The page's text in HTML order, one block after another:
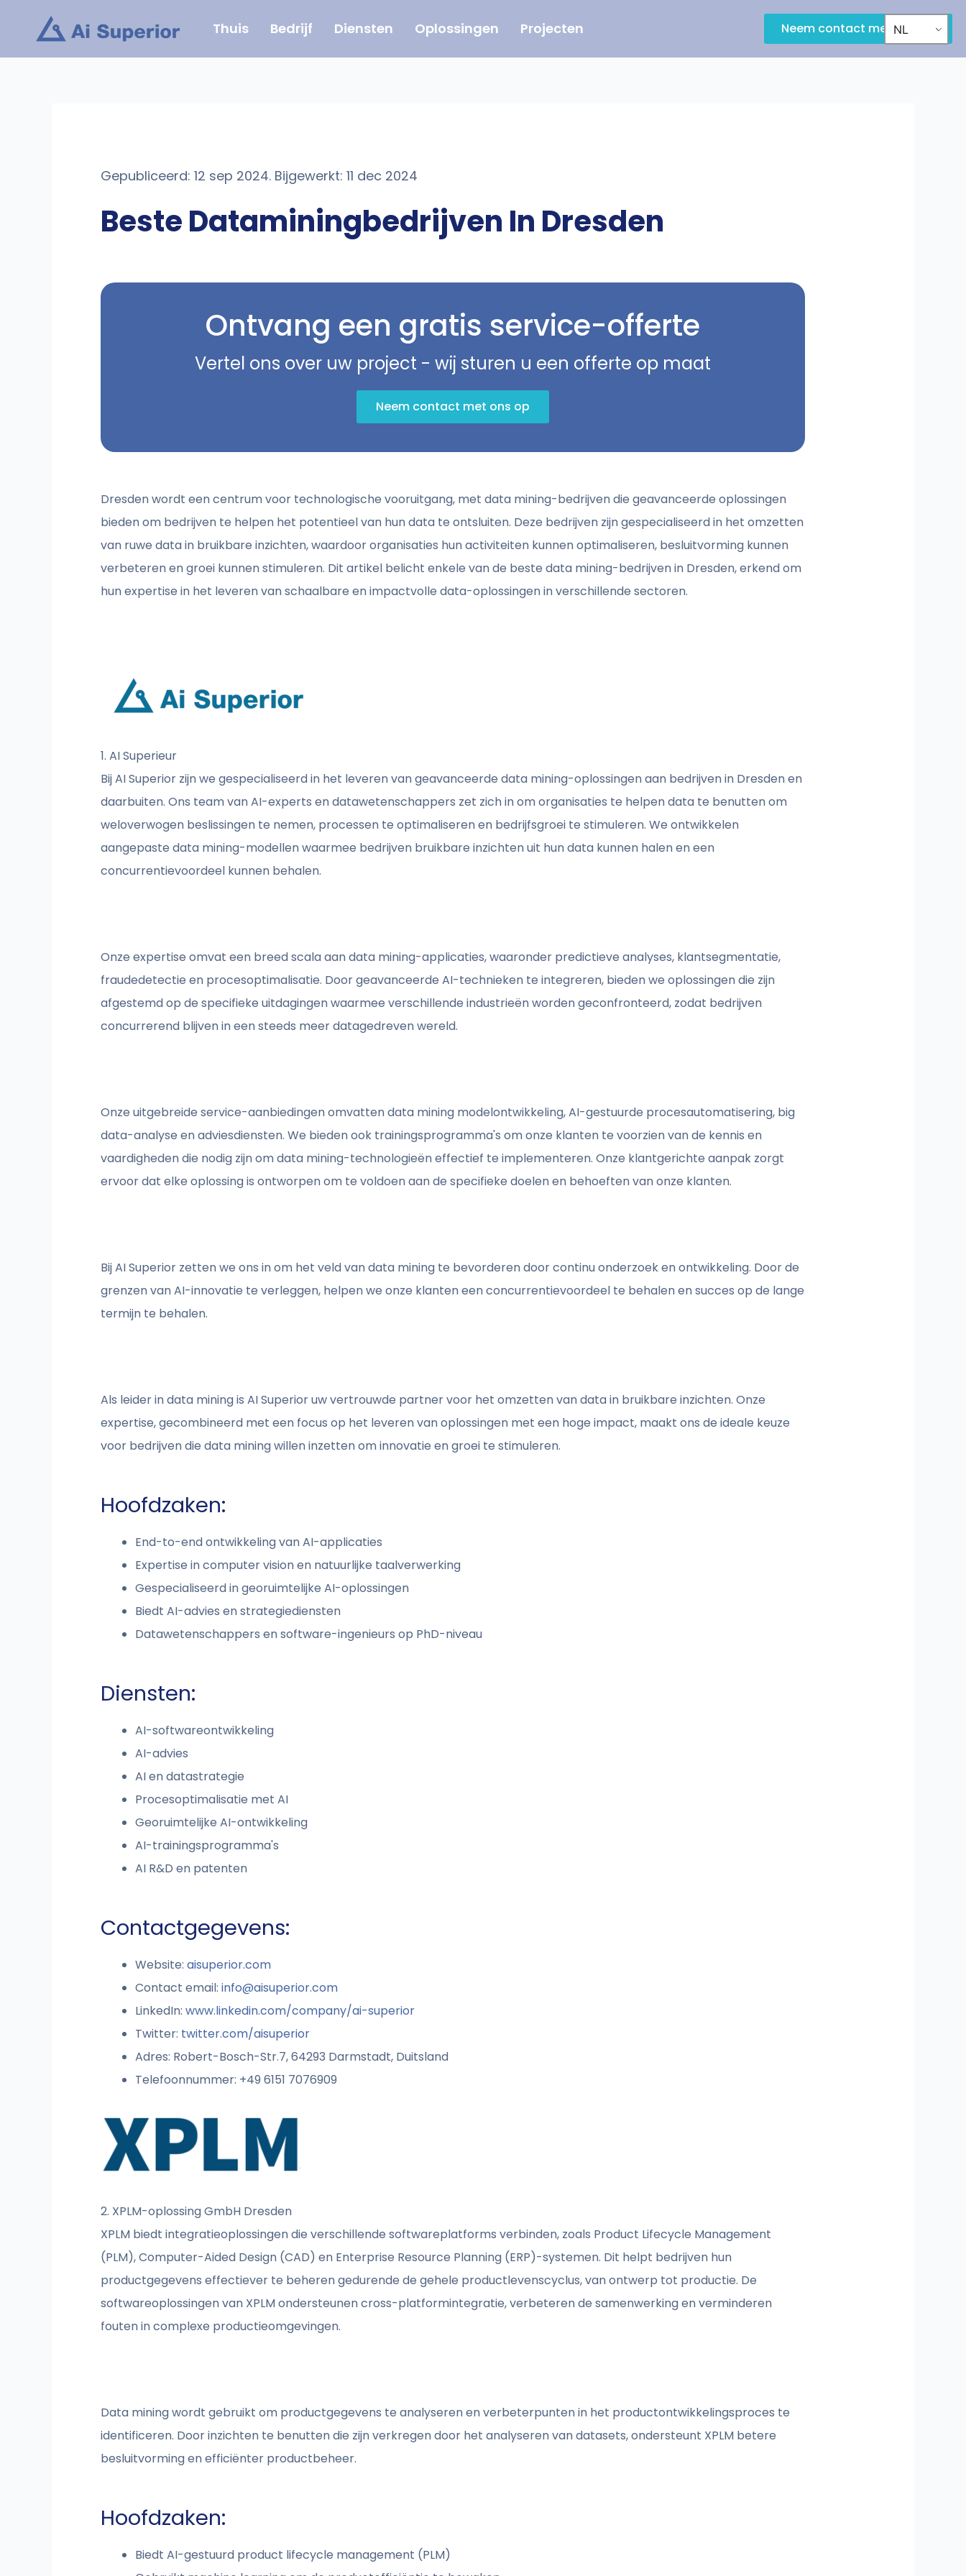
Thuis Bedrijf Diensten Oplossingen Projecten Neem contact met ons op
NL
Gepubliceerd: 12 sep 2024. Bijgewerkt: 11 dec 2024
Beste Dataminingbedrijven In Dresden
Ontvang een gratis service-offerte
Vertel ons over uw project - wij sturen u een offerte op maat
Neem contact met ons op
Dresden wordt een centrum voor technologische vooruitgang, met data mining-bedrijven die geavanceerde oplossingen
bieden om bedrijven te helpen het potentieel van hun data te ontsluiten. Deze bedrijven zijn gespecialiseerd in het omzetten
van ruwe data in bruikbare inzichten, waardoor organisaties hun activiteiten kunnen optimaliseren, besluitvorming kunnen
verbeteren en groei kunnen stimuleren. Dit artikel belicht enkele van de beste data mining-bedrijven in Dresden, erkend om
hun expertise in het leveren van schaalbare en impactvolle data-oplossingen in verschillende sectoren.
1. AI Superieur
Bij AI Superior zijn we gespecialiseerd in het leveren van geavanceerde data mining-oplossingen aan bedrijven in Dresden en
daarbuiten. Ons team van AI-experts en datawetenschappers zet zich in om organisaties te helpen data te benutten om
weloverwogen beslissingen te nemen, processen te optimaliseren en bedrijfsgroei te stimuleren. We ontwikkelen
aangepaste data mining-modellen waarmee bedrijven bruikbare inzichten uit hun data kunnen halen en een
concurrentievoordeel kunnen behalen.
Onze expertise omvat een breed scala aan data mining-applicaties, waaronder predictieve analyses, klantsegmentatie,
fraudedetectie en procesoptimalisatie. Door geavanceerde AI-technieken te integreren, bieden we oplossingen die zijn
afgestemd op de specifieke uitdagingen waarmee verschillende industrieën worden geconfronteerd, zodat bedrijven
concurrerend blijven in een steeds meer datagedreven wereld.
Onze uitgebreide service-aanbiedingen omvatten data mining modelontwikkeling, AI-gestuurde procesautomatisering, big
data-analyse en adviesdiensten. We bieden ook trainingsprogramma's om onze klanten te voorzien van de kennis en
vaardigheden die nodig zijn om data mining-technologieën effectief te implementeren. Onze klantgerichte aanpak zorgt
ervoor dat elke oplossing is ontworpen om te voldoen aan de specifieke doelen en behoeften van onze klanten.
Bij AI Superior zetten we ons in om het veld van data mining te bevorderen door continu onderzoek en ontwikkeling. Door de
grenzen van AI-innovatie te verleggen, helpen we onze klanten een concurrentievoordeel te behalen en succes op de lange
termijn te behalen.
Als leider in data mining is AI Superior uw vertrouwde partner voor het omzetten van data in bruikbare inzichten. Onze
expertise, gecombineerd met een focus op het leveren van oplossingen met een hoge impact, maakt ons de ideale keuze
voor bedrijven die data mining willen inzetten om innovatie en groei te stimuleren.
Hoofdzaken:
End-to-end ontwikkeling van AI-applicaties
Expertise in computer vision en natuurlijke taalverwerking
Gespecialiseerd in georuimtelijke AI-oplossingen
Biedt AI-advies en strategiediensten
Datawetenschappers en software-ingenieurs op PhD-niveau
Diensten:
AI-softwareontwikkeling
AI-advies
AI en datastrategie
Procesoptimalisatie met AI
Georuimtelijke AI-ontwikkeling
AI-trainingsprogramma's
AI R&D en patenten
Contactgegevens:
Website: aisuperior.com
Contact email: info@aisuperior.com
LinkedIn: www.linkedin.com/company/ai-superior
Twitter: twitter.com/aisuperior
Adres: Robert-Bosch-Str.7, 64293 Darmstadt, Duitsland
Telefoonnummer: +49 6151 7076909
2. XPLM-oplossing GmbH Dresden
XPLM biedt integratieoplossingen die verschillende softwareplatforms verbinden, zoals Product Lifecycle Management
(PLM), Computer-Aided Design (CAD) en Enterprise Resource Planning (ERP)-systemen. Dit helpt bedrijven hun
productgegevens effectiever te beheren gedurende de gehele productlevenscyclus, van ontwerp tot productie. De
softwareoplossingen van XPLM ondersteunen cross-platformintegratie, verbeteren de samenwerking en verminderen
fouten in complexe productieomgevingen.
Data mining wordt gebruikt om productgegevens te analyseren en verbeterpunten in het productontwikkelingsproces te
identificeren. Door inzichten te benutten die zijn verkregen door het analyseren van datasets, ondersteunt XPLM betere
besluitvorming en efficiënter productbeheer.
Hoofdzaken:
Biedt AI-gestuurd product lifecycle management (PLM)